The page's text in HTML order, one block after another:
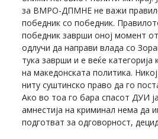
за ВМРО-ДПМНЕ не важи
победник со победник.
победник заврши оној момент
одлучи да направи влада со
тука заврши и е веќе категорија
на македонската политика.
ниту суштинско право да го
Ако во тоа го бара спасот ДУИ
амнестија на криминал нема да
подготват за одговорност,